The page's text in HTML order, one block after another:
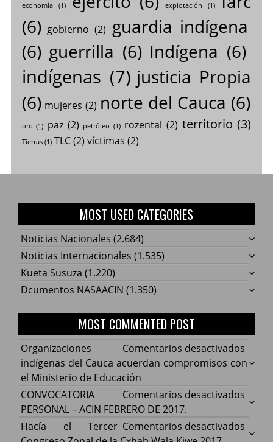
economía(1) explotación (1)
(6) gobierno (2) guardia indígena
(6) guerrilla (6) Indígena (6)
indígenas (7) justicia Propia
(6) mujeres (2) norte del Cauca (6)
oro (1) paz (2) petróleo (1) rozental (2) territorio (3)
Tierras(1) TLC(2) víctimas (2)
MOST USED CATEGORIES
Noticias Nacionales (2.684)
Noticias Internacionales (1.535)
Kueta Susuza (1.220)
Dcumentos NASAACIN (1.350)
MOST COMMENTED POST
Comentarios desactivados
Cauca
Organizaciones
indígenas del Cauca acuerdan compromisos con
el Ministerio de Educación
Comentarios desactivados
CONVOCATORIA
PERSONAL – ACIN FEBRERO DE 2017.
Comentarios desactivados
Hacía el Tercer